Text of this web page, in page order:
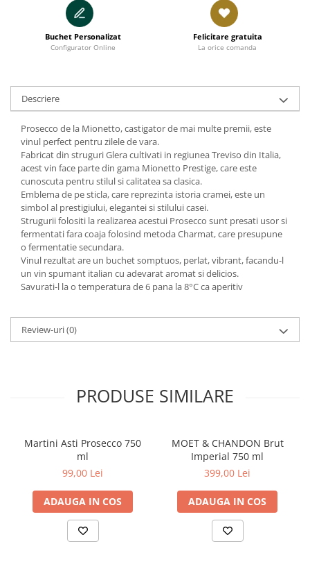
Buchet Personalizat
Configurator Online
Felicitare gratuita
La orice comanda
Descriere
Prosecco de la Mionetto, castigator de mai multe premii, este
vinul perfect pentru zilele de vara.
Fabricat din struguri Glera cultivati in regiunea Treviso din Italia,
acest vin face parte din gama Mionetto Prestige, care este
cunoscuta pentru stilul si calitatea sa clasica.
Emblema de pe sticla, care reprezinta istoria cramei, este un
simbol al prestigiului, elegantei si stilului casei.
Strugurii folositi la realizarea acestui Prosecco sunt presati usor si
fermentati fara coaja folosind metoda Charmat, care presupune
o fermentatie secundara.
Vinul rezultat are un buchet somptuos, perlat, vibrant, facandu-l
un vin spumant italian cu adevarat aromat si delicios.
Savurati-l la o temperatura de 6 pana la 8°C ca aperitiv
Review-uri(0)
PRODUSE SIMILARE
Martini Asti Prosecco 750
ml
99,00 Lei
ADAUGA IN COS
MOET & CHANDON Brut
Imperial 750 ml
399,00 Lei
ADAUGA IN COS